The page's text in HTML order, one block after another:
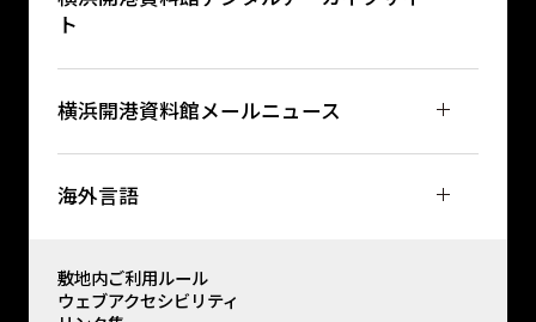
ト
横浜開港資料館メールニュース
海外言語
敷地内ご利用ルール
ウェブアクセシビリティ